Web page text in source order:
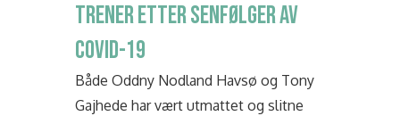
TRENER ETTER SENFØLGER AV
COVID-19
Både Oddny Nodland Havsø og Tony
Gajhede har vært utmattet og slitne